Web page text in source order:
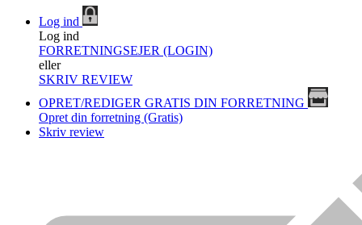
Log ind
Log ind
FORRETNINGSEJER (LOGIN)
eller
SKRIV REVIEW
OPRET/REDIGER GRATIS DIN FORRETNING
Opret din forretning (Gratis)
Skriv review